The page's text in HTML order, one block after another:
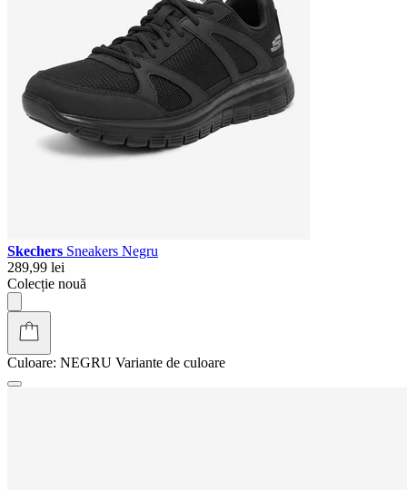
Skechers Sneakers Negru
289,99 lei
Colecție nouă
Culoare: NEGRU Variante de culoare